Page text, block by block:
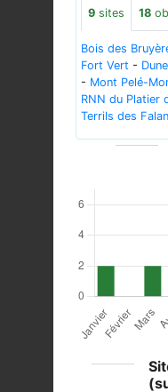
9 sites 18
Bois des
Fort Vert -
- Mont Pelé-
RNN du Platier
Terrils des